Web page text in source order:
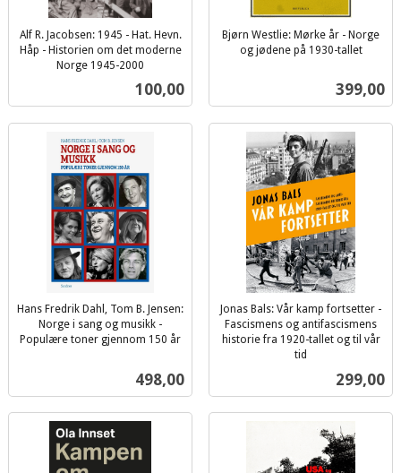
Alf R. Jacobsen: 1945 - Hat. Hevn.
Håp - Historien om det moderne
Norge 1945-2000
Pris
100,00
Bjørn Westlie: Mørke år - Norge
og jødene på 1930-tallet
Pris
399,00
Hans Fredrik Dahl, Tom B. Jensen:
Norge i sang og musikk -
Populære toner gjennom 150 år
Pris
498,00
Jonas Bals: Vår kamp fortsetter -
Fascismens og antifascismens
historie fra 1920-tallet og til vår
tid
Pris
299,00